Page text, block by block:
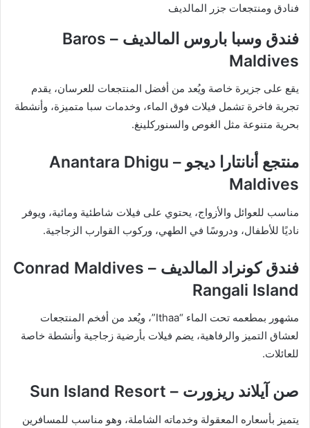
فنادق ومنتجعات جزر المالديف
فندق وسبا باروس المالديف – Baros
Maldives
يقع على جزيرة خاصة ويُعد من أفضل المنتجعات للعرسان، يقدم
تجربة فاخرة تشمل فيلات فوق الماء، وخدمات سبا متميزة، وأنشطة
بحرية متنوعة مثل الغوص والسنوركلينغ.
منتجع أنانتارا ديجو – Anantara Dhigu
Maldives
مناسب للعوائل والأزواج، يحتوي على فيلات شاطئية ومائية، ويوفر
ناديًا للأطفال، ودروسًا في الطهي، وركوب القوارب الزجاجية.
فندق كونراد المالديف – Conrad Maldives
Rangali Island
مشهور بمطعمه تحت الماء “Ithaa”، ويُعد من أفخم المنتجعات
لعشاق التميز والرفاهية، يضم فيلات بأرضية زجاجية وأنشطة خاصة
للعائلات.
صن آيلاند ريزورت – Sun Island Resort
يتميز بأسعاره المعقولة وخدماته الشاملة، وهو مناسب للمسافرين